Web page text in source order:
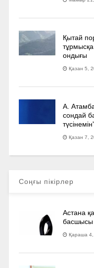
Қытай
ондығы
Қазан 5,
А.
сондай
Қазан 7,
Соңғы пікірлер
Астана
басшысы
Қараша 4,